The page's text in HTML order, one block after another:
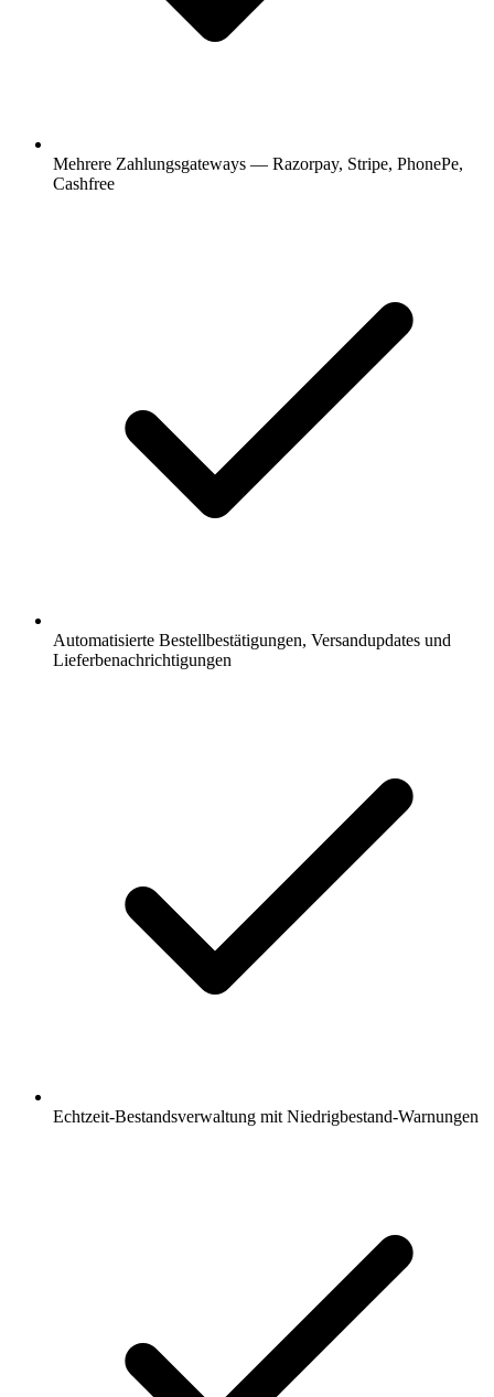
Mehrere Zahlungsgateways — Razorpay, Stripe, PhonePe,
Cashfree
Automatisierte Bestellbestätigungen, Versandupdates und
Lieferbenachrichtigungen
Echtzeit-Bestandsverwaltung mit Niedrigbestand-Warnungen